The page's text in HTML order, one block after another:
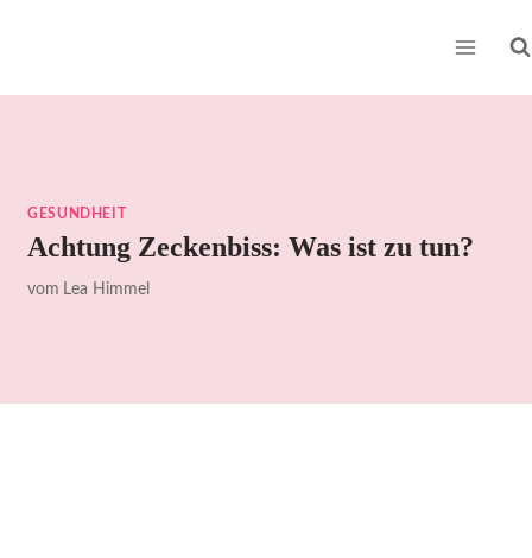
GESUNDHEIT
Achtung Zeckenbiss: Was ist zu tun?
vom Lea Himmel